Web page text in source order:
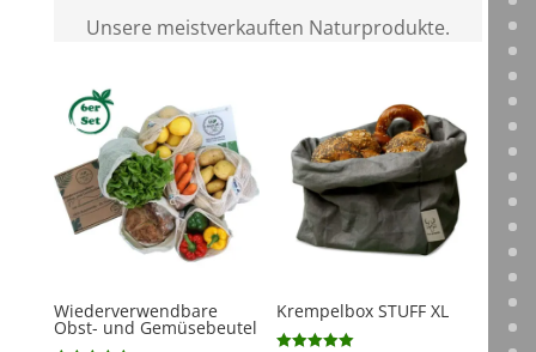
Unsere meistverkauften Naturprodukte.
Wiederverwendbare
Obst- und Gemüsebeutel
Krempelbox STUFF XL